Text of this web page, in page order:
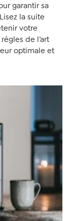
garantir sa
la suite
votre
de l’art
optimale et